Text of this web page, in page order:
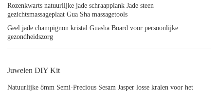
Rozenkwarts natuurlijke jade schraapplank Jade steen
gezichtsmassageplaat Gua Sha massagetools
Geel jade champignon kristal Guasha Board voor persoonlijke
gezondheidszorg
Juwelen DIY Kit
Natuurlijke 8mm Semi-Precious Sesam Jasper losse kralen voor het